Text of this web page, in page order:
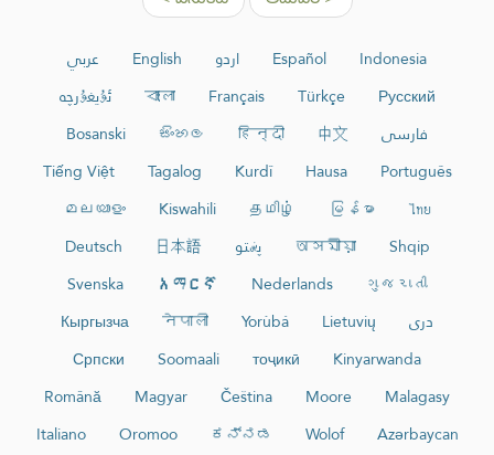
عربي English اردو Español
Indonesia
ئۇيغۇرچە
বাংলা Français Türkçe
Русский
Bosanski
සිංහල हिन्दी 中文
فارسی
Tiếng Việt
Tagalog Kurdî Hausa
Português
മലയാളം
Kiswahili தமிழ் မြန်မာ
ไทย
Deutsch
日本語 پښتو অসমীয়া
Shqip
Svenska
አማርኛ Nederlands
ગુજરાતી
Кыргызча
नेपाली Yorùbá Lietuvių
دری
Српски
Soomaali тоҷикӣ
Kinyarwanda
Română
Magyar Čeština Moore
Malagasy
Italiano
Oromoo ಕನ್ನಡ Wolof
Azərbaycan